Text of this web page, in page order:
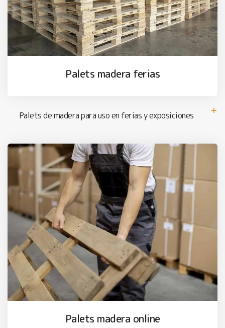
Palets madera ferias
Palets de madera para uso en ferias y exposiciones
Palets madera online